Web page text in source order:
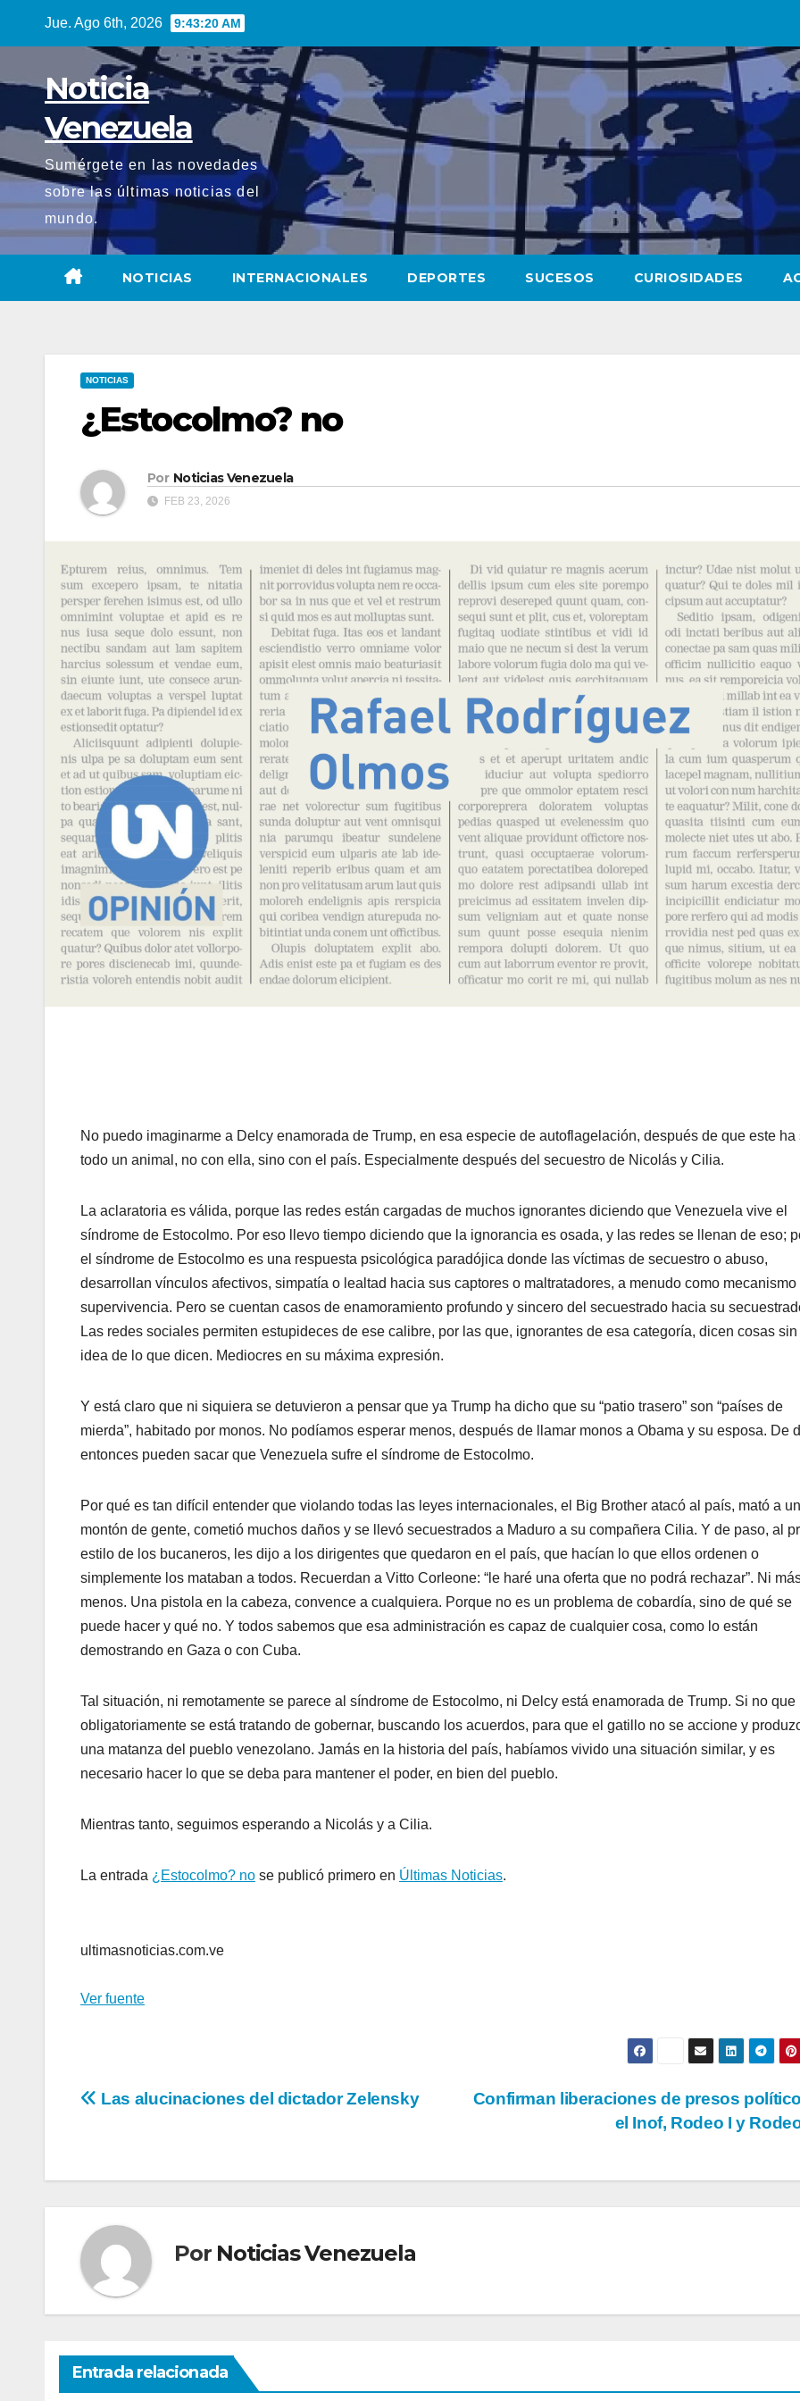
Jue. Ago 6th, 2026 9:43:21 AM
Noticia
Venezuela
Sumérgete en las novedades
sobre las últimas noticias del
mundo.
NOTICIAS INTERNACIONALES DEPORTES SUCESOS CURIOSIDADES
NOTICIAS
¿Estocolmo? no
Por Noticias Venezuela
FEB 23, 2026
No puedo imaginarme a Delcy enamorada de Trump, en esa especie de autoflagelación, después de que este ha
todo un animal, no con ella, sino con el país. Especialmente después del secuestro de Nicolás y Cilia.
La aclaratoria es válida, porque las redes están cargadas de muchos ignorantes diciendo que Venezuela vive el
síndrome de Estocolmo. Por eso llevo tiempo diciendo que la ignorancia es osada, y las redes se llenan de eso;
el síndrome de Estocolmo es una respuesta psicológica paradójica donde las víctimas de secuestro o abuso,
desarrollan vínculos afectivos, simpatía o lealtad hacia sus captores o maltratadores, a menudo como mecanismo
supervivencia. Pero se cuentan casos de enamoramiento profundo y sincero del secuestrado hacia su
Las redes sociales permiten estupideces de ese calibre, por las que, ignorantes de esa categoría, dicen cosas sin
idea de lo que dicen. Mediocres en su máxima expresión.
Y está claro que ni siquiera se detuvieron a pensar que ya Trump ha dicho que su “patio trasero” son “países de
mierda”, habitado por monos. No podíamos esperar menos, después de llamar monos a Obama y su esposa. De
entonces pueden sacar que Venezuela sufre el síndrome de Estocolmo.
Por qué es tan difícil entender que violando todas las leyes internacionales, el Big Brother atacó al país, mató a un
montón de gente, cometió muchos daños y se llevó secuestrados a Maduro a su compañera Cilia. Y de paso, al
estilo de los bucaneros, les dijo a los dirigentes que quedaron en el país, que hacían lo que ellos ordenen o
simplemente los mataban a todos. Recuerdan a Vitto Corleone: “le haré una oferta que no podrá rechazar”. Ni
menos. Una pistola en la cabeza, convence a cualquiera. Porque no es un problema de cobardía, sino de qué se
puede hacer y qué no. Y todos sabemos que esa administración es capaz de cualquier cosa, como lo están
demostrando en Gaza o con Cuba.
Tal situación, ni remotamente se parece al síndrome de Estocolmo, ni Delcy está enamorada de Trump. Si no que
obligatoriamente se está tratando de gobernar, buscando los acuerdos, para que el gatillo no se accione y
una matanza del pueblo venezolano. Jamás en la historia del país, habíamos vivido una situación similar, y es
necesario hacer lo que se deba para mantener el poder, en bien del pueblo.
Mientras tanto, seguimos esperando a Nicolás y a Cilia.
La entrada ¿Estocolmo? no se publicó primero en Últimas Noticias.
ultimasnoticias.com.ve
Ver fuente
Navegación
entradas
Confirman liberaciones de presos
el Inof, Rodeo I y
Las alucinaciones del dictador Zelensky
Por Noticias Venezuela
Entrada relacionada